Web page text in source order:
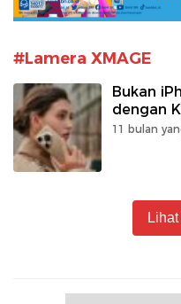
#Lamera XMAGE
Bukan
dengan
11 bulan